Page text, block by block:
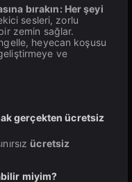
bırakın: Her şeyi
sesleri, zorlu
zemin sağlar.
heyecan koşusu
ve
gerçekten ücretsiz
ücretsiz
miyim?